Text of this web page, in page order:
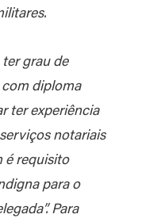
grau de
diploma
ter experiência
notariais
é requisito
para o
Para